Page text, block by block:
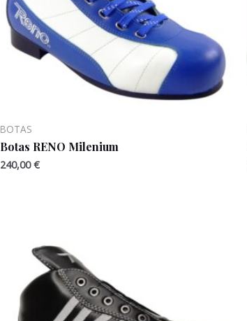
BOTAS
Botas RENO Milenium
240,00€